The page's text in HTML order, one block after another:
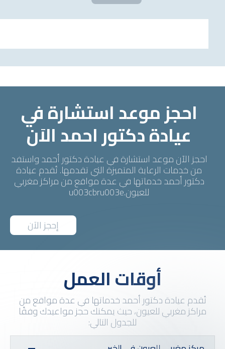
احجز موعد استشارة في
عيادة دكتور احمد الاَن
احجز الآن موعد استشارة في عيادة دكتور أحمد واستفد
من خدمات الرعاية المتميزة التي تقدمها. تُقدم عيادة
دكتور أحمد خدماتها في عدة مواقع من مراكز مغربي
للعيون.u003cbru003e
إحجز الآن
أوقات العمل
تُقدم عيادة دكتور أحمد خدماتها في عدة مواقع من
مراكز مغربي للعيون، حيث يمكنك حجز مواعيدك وفقًا
للجدول التالي: